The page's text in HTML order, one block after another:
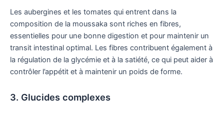
Les aubergines et les tomates qui entrent dans la
composition de la moussaka sont riches en fibres,
essentielles pour une bonne digestion et pour maintenir un
transit intestinal optimal. Les fibres contribuent également à
la régulation de la glycémie et à la satiété, ce qui peut aider à
contrôler l’appétit et à maintenir un poids de forme.
3. Glucides complexes